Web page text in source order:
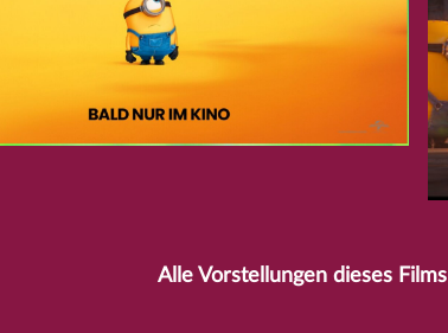
Alle Vorstellungen dieses Films